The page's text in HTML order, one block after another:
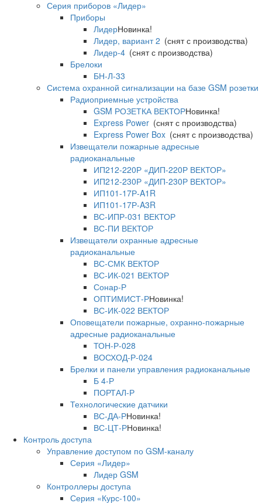
Серия приборов «Лидер»
Приборы
ЛидерНовинка!
Лидер, вариант 2 (снят с производства)
Лидер-4 (снят с производства)
Брелоки
БН-Л-33
Система охранной сигнализации на базе GSM розетки
Радиоприемные устройства
GSM РОЗЕТКА ВЕКТОРНовинка!
Express Power (снят с производства)
Express Power Box (снят с производства)
Извещатели пожарные адресные
радиоканальные
ИП212-220Р «ДИП-220Р ВЕКТОР»
ИП212-230Р «ДИП-230Р ВЕКТОР»
ИП101-17Р-A1R
ИП101-17Р-A3R
ВС-ИПР-031 ВЕКТОР
ВС-ПИ ВЕКТОР
Извещатели охранные адресные
радиоканальные
ВС-СМК ВЕКТОР
ВС-ИК-021 ВЕКТОР
Сонар-Р
ОПТИМИСТ-РНовинка!
ВС-ИК-022 ВЕКТОР
Оповещатели пожарные, охранно-пожарные
адресные радиоканальные
ТОН-Р-028
ВОСХОД-Р-024
Брелки и панели управления радиоканальные
Б 4-Р
ПОРТАЛ-Р
Технологические датчики
ВС-ДА-РНовинка!
ВС-ЦТ-РНовинка!
Контроль доступа
Управление доступом по GSM-каналу
Серия «Лидер»
Лидер GSM
Контроллеры доступа
Серия «Курс-100»